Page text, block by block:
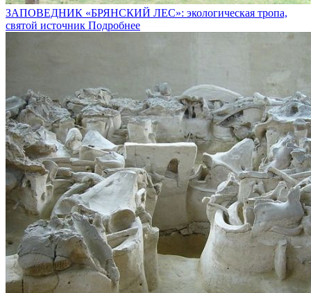
ЗАПОВЕДНИК «БРЯНСКИЙ ЛЕС»: экологическая тропа,
святой источник Подробнее